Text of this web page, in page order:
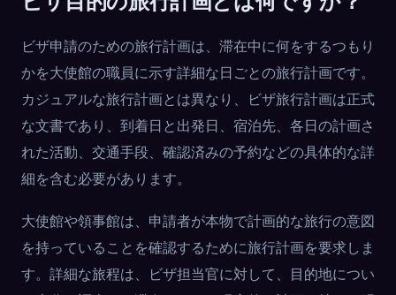
ビザ申請のための旅行計画は、滞在中に何をするつもり
かを大使館の職員に示す詳細な日ごとの旅行計画です。
カジュアルな旅行計画とは異なり、ビザ旅行計画は正式
な文書であり、到着日と出発日、宿泊先、各日の計画さ
れた活動、交通手段、確認済みの予約などの具体的な詳
細を含む必要があります。
大使館や領事館は、申請者が本物で計画的な旅行の意図
を持っていることを確認するために旅行計画を要求しま
す。詳細な旅程は、ビザ担当官に対して、目的地につい